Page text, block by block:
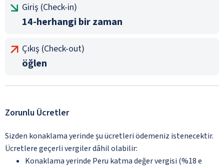
Giriş (Check-in)
14-herhangi bir zaman
Çıkış (Check-out)
öğlen
Zorunlu Ücretler
Sizden konaklama yerinde şu ücretleri ödemeniz istenecektir.
Ücretlere geçerli vergiler dâhil olabilir:
Konaklama yerinde Peru katma değer vergisi (%18 e